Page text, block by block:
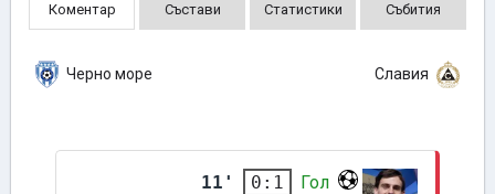
Коментар Състави Статистики Събития
Черно море Славия
11' 0:1
Гол